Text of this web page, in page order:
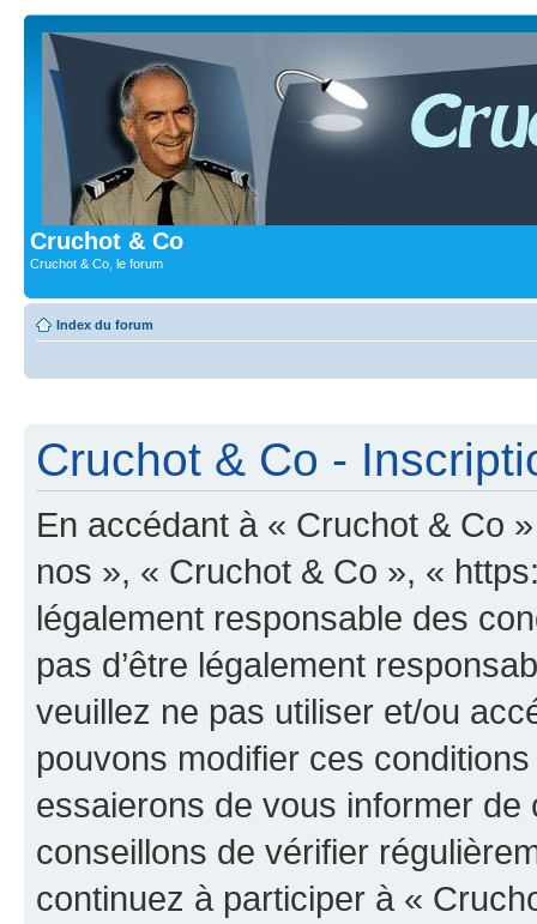
Cruchot & Co
Cruchot & Co, le forum
Index du forum
Cruchot & Co -
En accédant à « Cruchot & Co
nos », « Cruchot & Co », «
légalement responsable des
pas d’être légalement
veuillez ne pas utiliser et/ou
pouvons modifier ces
essaierons de vous informer
conseillons de vérifier
continuez à participer à «